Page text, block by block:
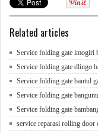
Related articles
Service folding gate imogiri
Service folding gate dlingo
Service folding gate bantul
Service folding gate
Service folding gate
service reparasi rolling door